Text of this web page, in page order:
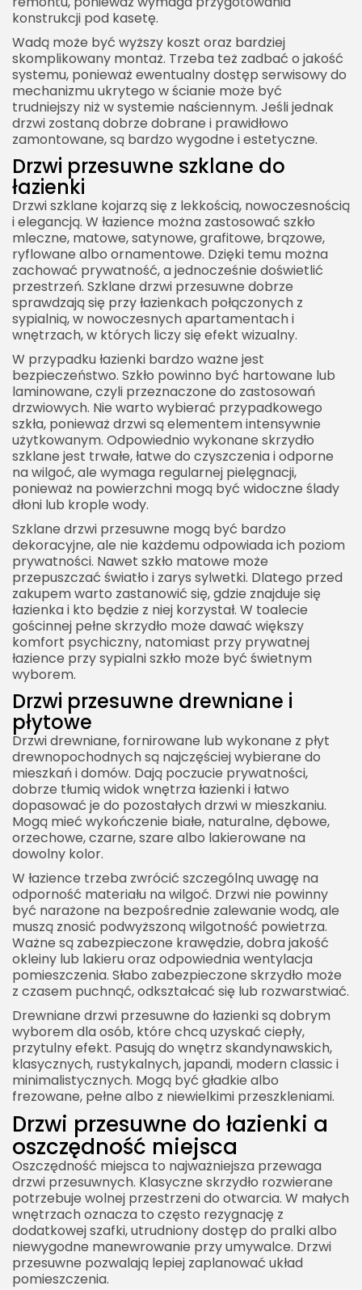
konstrukcji pod kasetę.
Wadą może być wyższy koszt oraz bardziej
skomplikowany montaż. Trzeba też zadbać o jakość
systemu, ponieważ ewentualny dostęp serwisowy do
mechanizmu ukrytego w ścianie może być
trudniejszy niż w systemie naściennym. Jeśli jednak
drzwi zostaną dobrze dobrane i prawidłowo
zamontowane, są bardzo wygodne i estetyczne.
Drzwi przesuwne szklane do
łazienki
Drzwi szklane kojarzą się z lekkością, nowoczesnością
i elegancją. W łazience można zastosować szkło
mleczne, matowe, satynowe, grafitowe, brązowe,
ryflowane albo ornamentowe. Dzięki temu można
zachować prywatność, a jednocześnie doświetlić
przestrzeń. Szklane drzwi przesuwne dobrze
sprawdzają się przy łazienkach połączonych z
sypialnią, w nowoczesnych apartamentach i
wnętrzach, w których liczy się efekt wizualny.
W przypadku łazienki bardzo ważne jest
bezpieczeństwo. Szkło powinno być hartowane lub
laminowane, czyli przeznaczone do zastosowań
drzwiowych. Nie warto wybierać przypadkowego
szkła, ponieważ drzwi są elementem intensywnie
użytkowanym. Odpowiednio wykonane skrzydło
szklane jest trwałe, łatwe do czyszczenia i odporne
na wilgoć, ale wymaga regularnej pielęgnacji,
ponieważ na powierzchni mogą być widoczne ślady
dłoni lub krople wody.
Szklane drzwi przesuwne mogą być bardzo
dekoracyjne, ale nie każdemu odpowiada ich poziom
prywatności. Nawet szkło matowe może
przepuszczać światło i zarys sylwetki. Dlatego przed
zakupem warto zastanowić się, gdzie znajduje się
łazienka i kto będzie z niej korzystał. W toalecie
gościnnej pełne skrzydło może dawać większy
komfort psychiczny, natomiast przy prywatnej
łazience przy sypialni szkło może być świetnym
wyborem.
Drzwi przesuwne drewniane i
płytowe
Drzwi drewniane, fornirowane lub wykonane z płyt
drewnopochodnych są najczęściej wybierane do
mieszkań i domów. Dają poczucie prywatności,
dobrze tłumią widok wnętrza łazienki i łatwo
dopasować je do pozostałych drzwi w mieszkaniu.
Mogą mieć wykończenie białe, naturalne, dębowe,
orzechowe, czarne, szare albo lakierowane na
dowolny kolor.
W łazience trzeba zwrócić szczególną uwagę na
odporność materiału na wilgoć. Drzwi nie powinny
być narażone na bezpośrednie zalewanie wodą, ale
muszą znosić podwyższoną wilgotność powietrza.
Ważne są zabezpieczone krawędzie, dobra jakość
okleiny lub lakieru oraz odpowiednia wentylacja
pomieszczenia. Słabo zabezpieczone skrzydło może
z czasem puchnąć, odkształcać się lub rozwarstwiać.
Drewniane drzwi przesuwne do łazienki są dobrym
wyborem dla osób, które chcą uzyskać ciepły,
przytulny efekt. Pasują do wnętrz skandynawskich,
klasycznych, rustykalnych, japandi, modern classic i
minimalistycznych. Mogą być gładkie albo
frezowane, pełne albo z niewielkimi przeszkleniami.
Drzwi przesuwne do łazienki a
oszczędność miejsca
Oszczędność miejsca to najważniejsza przewaga
drzwi przesuwnych. Klasyczne skrzydło rozwierane
potrzebuje wolnej przestrzeni do otwarcia. W małych
wnętrzach oznacza to często rezygnację z
dodatkowej szafki, utrudniony dostęp do pralki albo
niewygodne manewrowanie przy umywalce. Drzwi
przesuwne pozwalają lepiej zaplanować układ
pomieszczenia.